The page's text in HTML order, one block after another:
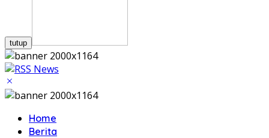
tutup
Home
Berita